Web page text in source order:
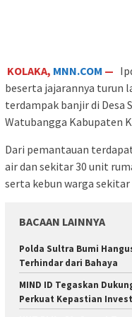
KOLAKA, MNN.COM —
beserta jajarannya turun
terdampak banjir di Desa
Watubangga Kabupaten
Dari pemantauan
air dan sekitar 30 unit
serta kebun warga
BACAAN LAINNYA
Polda Sultra Bumi
Terhindar dari Bahaya
MIND ID Tegaskan
Perkuat Kepastian